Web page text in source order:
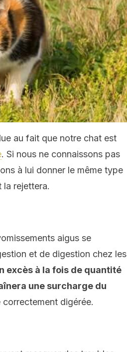
au fait que notre chat est
. Si nous ne connaissons pas
à lui donner le même type
la rejettera.
aigus se
et de digestion chez les
excès à la fois de quantité
une surcharge du
correctement digérée.